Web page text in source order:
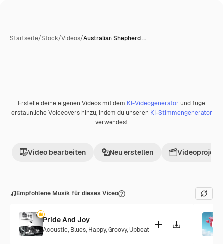
Startseite/Stock/Videos/Australian Shepherd …
Premium
Erstelle deine eigenen Videos mit dem KI-Videogenerator und füge
erstaunliche Voiceovers hinzu, indem du unseren KI-Stimmengenerator
verwendest
Video bearbeiten Neu erstellen Videoprojekt
Empfohlene Musik für dieses Video
Pride And Joy
Acoustic, Blues, Happy,Groovy, Upbeat